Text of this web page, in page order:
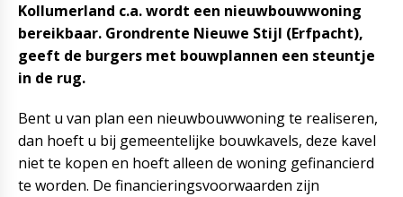
Kollumerland c.a. wordt een nieuwbouwwoning
bereikbaar. Grondrente Nieuwe Stijl (Erfpacht),
geeft de burgers met bouwplannen een steuntje
in de rug.
Bent u van plan een nieuwbouwwoning te realiseren,
dan hoeft u bij gemeentelijke bouwkavels, deze kavel
niet te kopen en hoeft alleen de woning gefinancierd
te worden. De financieringsvoorwaarden zijn